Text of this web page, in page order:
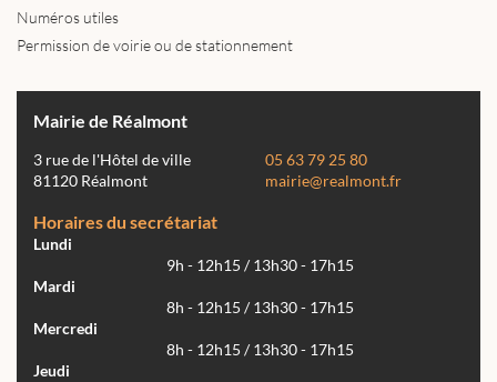
Numéros utiles
Permission de voirie ou de stationnement
Mairie de Réalmont
3 rue de l'Hôtel de ville
81120 Réalmont
05 63 79 25 80
mairie@realmont.fr
Horaires du secrétariat
Lundi
9h - 12h15 / 13h30 - 17h15
Mardi
8h - 12h15 / 13h30 - 17h15
Mercredi
8h - 12h15 / 13h30 - 17h15
Jeudi